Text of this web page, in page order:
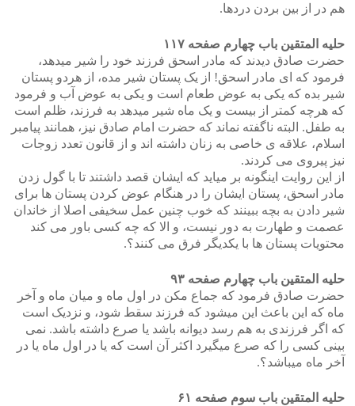
هم در از بین بردن دردها.
حلیه المتقین باب چهارم صفحه ۱۱۷
حضرت صادق دیدند که مادر اسحق فرزند خود را شیر میدهد،
فرمود که ای مادر اسحق! از یک پستان شیر مده، از هردو پستان
شیر بده که یکی به عوض طعام است و یکی به عوض آب و فرمود
که هرچه کمتر از بیست و یک ماه شیر میدهد به فرزند، ظلم است
به طفل. البته ناگفته نماند که حضرت امام صادق نیز، همانند پیامبر
اسلام، علاقه ی خاصی به زنان داشته اند و از قانون تعدد زوجات
نیز پیروی می کردند.
از این روایت اینگونه بر میاید که ایشان قصد داشتند تا با گول زدن
مادر اسحق، پستان ایشان را در هنگام عوض کردن پستان ها برای
شیر دادن به بچه ببینند که خوب چنین عمل سخیفی اصلا از خاندان
عصمت و طهارت به دور نیست، و الا که چه کسی باور می کند
محتویات پستان ها با یکدیگر فرق می کنند؟.
حلیه المتقین باب چهارم صفحه ۹۳
حضرت صادق فرمود که جماع مکن در اول ماه و میان ماه و آخر
ماه که این باعث این میشود که فرزند سقط شود، و نزدیک است
که اگر فرزندی به هم رسد دیوانه باشد یا صرع داشته باشد. نمی
بینی کسی را که صرع میگیرد اکثر آن است که یا در اول ماه یا در
آخر ماه میباشد؟.
حلیه المتقین باب سوم صفحه ۶۱